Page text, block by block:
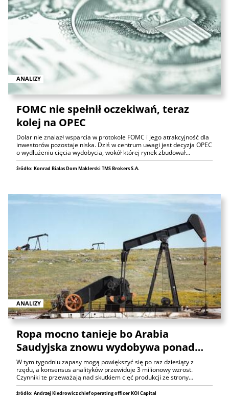
ANALIZY
FOMC nie spełnił oczekiwań, teraz
kolej na OPEC
Dolar nie znalazł wsparcia w protokole FOMC i jego atrakcyjność dla
inwestorów pozostaje niska. Dziś w centrum uwagi jest decyzja OPEC
o wydłużeniu cięcia wydobycia, wokół której rynek zbudował…
źródło: Konrad Białas Dom Maklerski TMS Brokers S.A.
ANALIZY
Ropa mocno tanieje bo Arabia
Saudyjska znowu wydobywa ponad…
W tym tygodniu zapasy mogą powiększyć się po raz dziesiąty z
rzędu, a konsensus analityków przewiduje 3 milionowy wzrost.
Czynniki te przeważają nad skutkiem cięć produkcji ze strony…
źródło: Andrzej Kiedrowicz chief operating officer KOI Capital